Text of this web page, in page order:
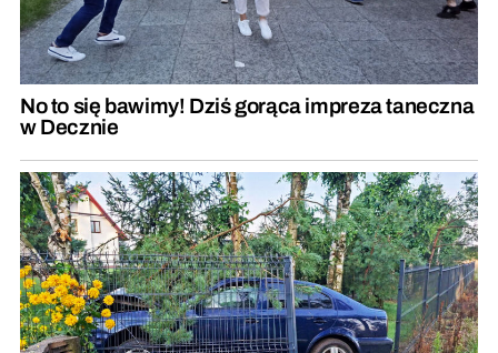
No to się bawimy! Dziś gorąca impreza taneczna
w Decznie